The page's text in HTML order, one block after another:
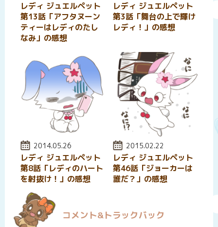
レディ ジュエルペット
第13話「アフタヌーン
ティーはレディのたし
なみ」の感想
レディ ジュエルペット
第3話「舞台の上で輝け
レディ！」の感想
投稿日:
2014.05.26
レディ ジュエルペット
第8話「レディのハート
を射抜け！」の感想
投稿日:
2015.02.22
レディ ジュエルペット
第46話「ジョーカーは
誰だ？」の感想
コメント&トラックバック